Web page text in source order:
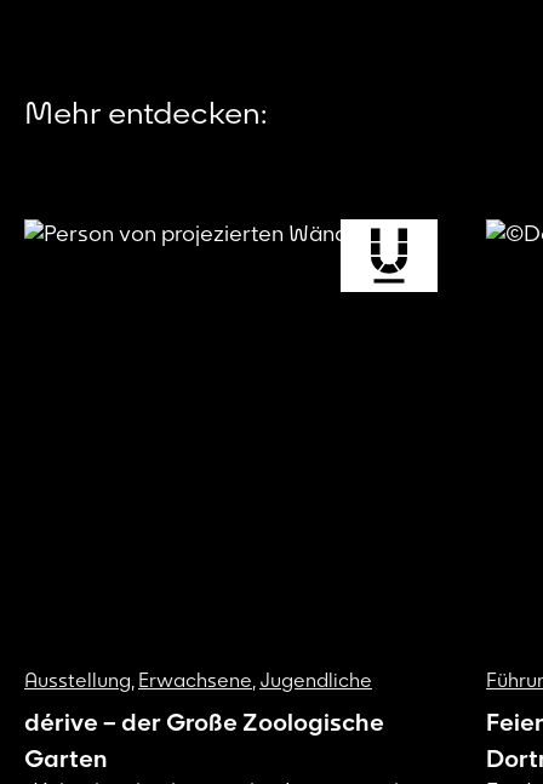
Mehr entdecken:
Ausstellung, Erwachsene, Jugendliche
dérive – der Große Zoologische
Garten